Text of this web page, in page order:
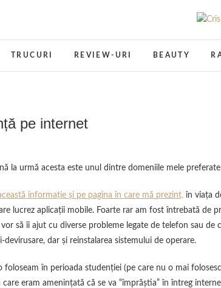
Cris+ina
TRUCURI REVIEW-URI BEAUTY
pe internet
la urmă acesta este unul dintre domeniile mele
informație și pe pagina în care mă prezint, în viața
lucrez aplicații mobile. Foarte rar am fost întrebată de
să îi ajut cu diverse probleme legate de telefon sau de
dar și reinstalarea sistemului de operare.
foloseam în perioada studenției (pe care nu o mai
eram amenințată că se va “împrăștia” în întreg